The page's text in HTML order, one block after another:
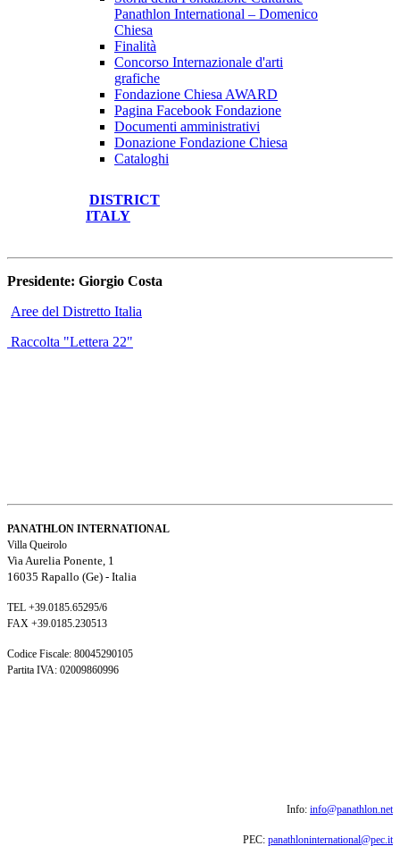
Panathlon International – Domenico
Chiesa
Finalità
Concorso Internazionale d'arti
grafiche
Fondazione Chiesa AWARD
Pagina Facebook Fondazione
Documenti amministrativi
Donazione Fondazione Chiesa
Cataloghi
DISTRICT
ITALY
Presidente: Giorgio Costa
Aree del Distretto Italia
Raccolta "Lettera 22"
PANATHLON INTERNATIONAL
Villa Queirolo
Via Aurelia Ponente, 1
16035 Rapallo (Ge) - Italia
TEL +39.0185.65295/6
FAX +39.0185.230513
Codice Fiscale: 80045290105
Partita IVA: 02009860996
Info: info@panathlon.net
PEC: panathloninternational@pec.it